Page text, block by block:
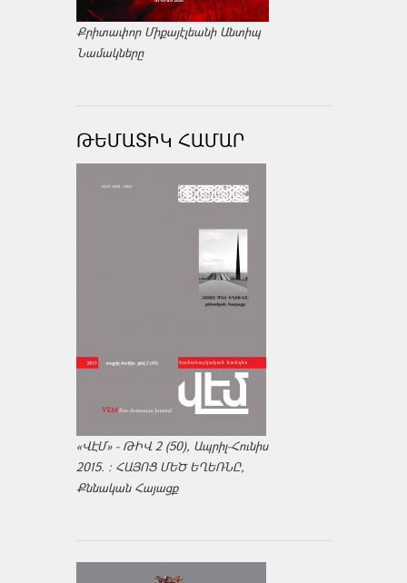
Քրիտափոր Միքայէլեանի Անտիպ
Նամակները
ԹԵՄԱՏԻԿ ՀԱՄԱՐ
«ՎԷՄ» - ԹԻՎ 2 (50), Ապրիլ-Հունիս
2015. : ՀԱՅՈՑ ՄԵԾ ԵՂԵՌՆԸ,
Քննական Հայացք